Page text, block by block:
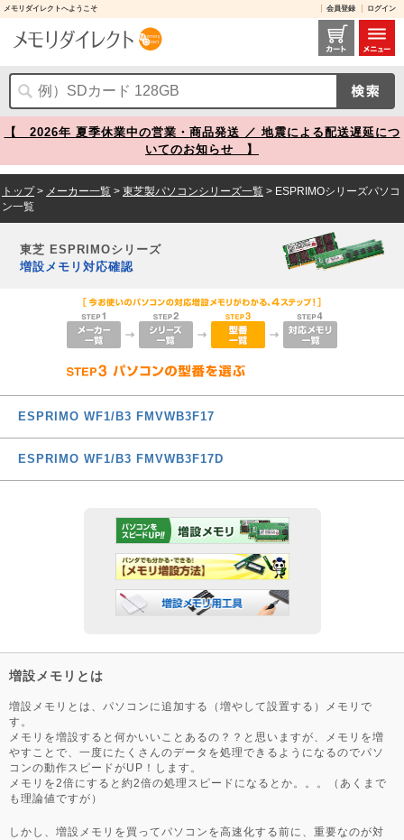
メモリダイレクトへようこそ 会員登録 ログイン
東芝 ESPRIMOシリーズ 増設メモリ対応確認 メモリダイレクト
【 2026年 夏季休業中の営業・商品発送 ／ 地震による配送遅延につ
いてのお知らせ 】
トップ> メーカー一覧 > 東芝製パソコンシリーズ一覧 > ESPRIMOシリーズパソコ
ン一覧
東芝 ESPRIMOシリーズ
増設メモリ対応確認
ESPRIMO WF1/B3 FMVWB3F17
ESPRIMO WF1/B3 FMVWB3F17D
増設メモリとは
増設メモリとは、パソコンに追加する（増やして設置する）メモリで
す。
メモリを増設すると何かいいことあるの？？と思いますが、メモリを増
やすことで、一度にたくさんのデータを処理できるようになるのでパソ
コンの動作スピードがUP！します。
メモリを2倍にすると約2倍の処理スピードになるとか。。。（あくまで
も理論値ですが）
しかし、増設メモリを買ってパソコンを高速化する前に、重要なのが対